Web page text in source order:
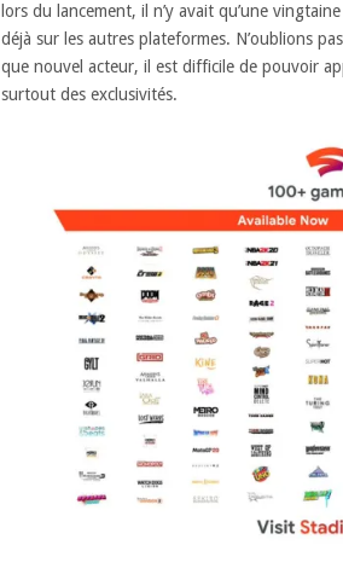
lors du lancement, il n’y avait qu’une
déjà sur les autres plateformes. N’oublions
que nouvel acteur, il est difficile de pouvoir
surtout des exclusivités.